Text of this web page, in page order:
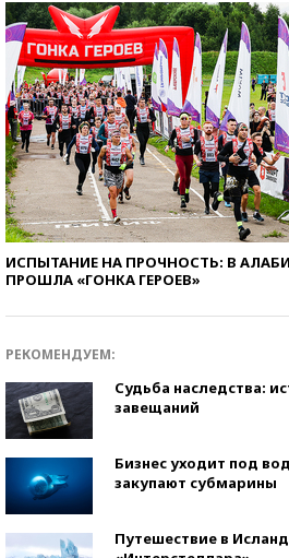
ИСПЫТАНИЕ НА ПРОЧНОСТЬ: В
ПРОШЛА «ГОНКА ГЕРОЕВ»
РЕКОМЕНДУЕМ:
Судьба наследства:
завещаний
Бизнес уходит под
закупают субмарины
Путешествие в